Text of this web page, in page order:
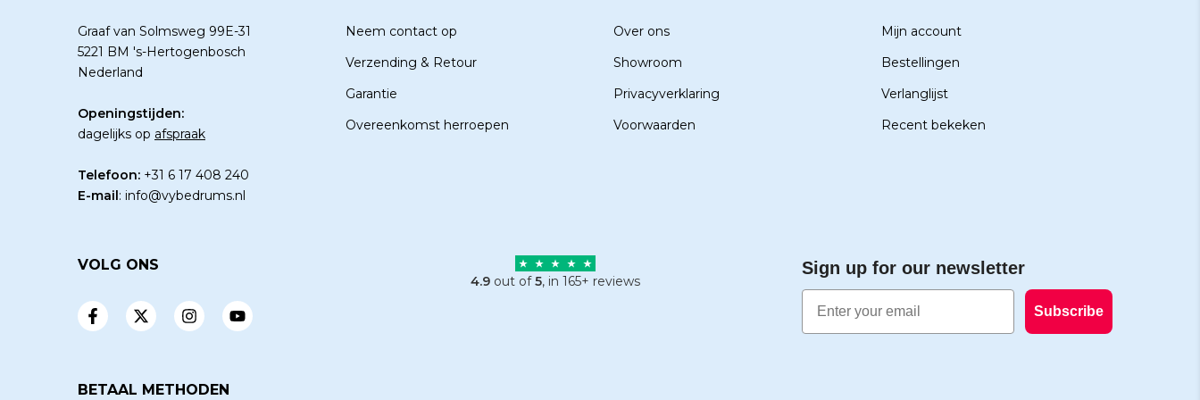
Graaf van Solmsweg 99E-31
5221 BM 's-Hertogenbosch
Nederland
Openingstijden:
dagelijks op afspraak
Telefoon: +31 6 17 408 240
E-mail: info@vybedrums.nl
Neem contact op
Verzending & Retour
Garantie
Overeenkomst herroepen
Over ons
Showroom
Privacyverklaring
Voorwaarden
Mijn account
Bestellingen
Verlanglijst
Recent bekeken
VOLG ONS
4.9 out of5, in 165+ reviews
Sign up for our newsletter
Email
Subscribe
BETAAL METHODEN